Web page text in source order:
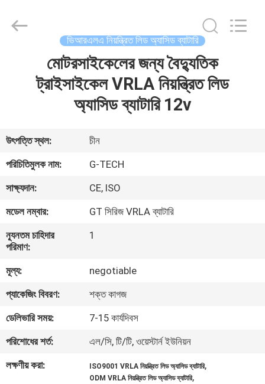
আমাদের
সম্বন্ধে
কারখানা
পরিদর্শন
নিয়ন্ত্রণ
আমাদের
সাথে
যোগাযোগ
POWER
GROUP.
ভিআরএলএ নিয়ন্ত্রিত লিড অ্যাসিড ব্যাটারি
মোটরসাইকেলের জন্য বৈদ্যুতিক
ট্রাইসাইকেল VRLA নিয়ন্ত্রিত লিড
অ্যাসিড ব্যাটারি 12v
উৎপত্তি স্থল:
চীন
পরিচিতিমুলক নাম:
G-TECH
সাক্ষ্যদান:
CE, ISO
মডেল নম্বার:
GT সিরিজ VRLA ব্যাটারি
ন্যূনতম চাহিদার
পরিমাণ:
1
মূল্য:
negotiable
প্যাকেজিং বিবরণ:
শক্ত কাগজ
ডেলিভারি সময়:
7-15 কার্যদিবস
পরিশোধের শর্ত:
এল/সি, টি/টি, ওয়েস্টার্ন ইউনিয়ন
লক্ষণীয় করা:
ISO9001 VRLA নিয়ন্ত্রিত লিড অ্যাসিড ব্যাটারি,
ODM VRLA নিয়ন্ত্রিত লিড অ্যাসিড ব্যাটারি,